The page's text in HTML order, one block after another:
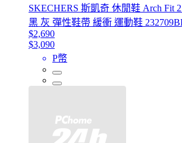
SKECHERS 斯凱奇 休閒鞋 Arch Fit
黑 灰 彈性鞋帶 緩衝 運動鞋
$2,690
$3,090
P幣